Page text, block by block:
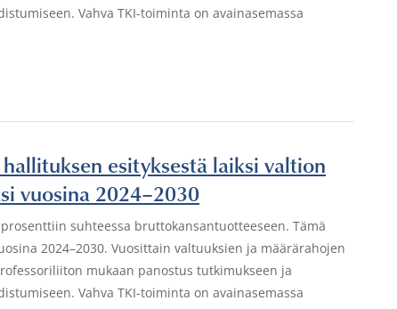
Vahva TKI-toiminta on avainasemassa
esityksestä laiksi valtion
vuosina 2024–2030
suhteessa bruttokansantuotteeseen. Tämä
2024–2030. Vuosittain valtuuksien ja määrärahojen
mukaan panostus tutkimukseen ja
Vahva TKI-toiminta on avainasemassa